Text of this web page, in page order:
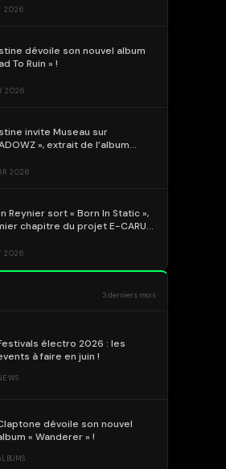
2026
dévoile son nouvel album
To Ruin » !
2026
invite Museau sur
», extrait de l’album
2026
Reynier sort « Born In Static »,
chapitre du projet E-CARUS
2026
3 derniers mois
électro 2026 : les
à faire en juin !
dévoile son nouvel
« Wanderer » !